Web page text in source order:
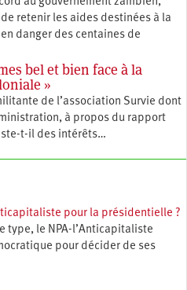
retenir les aides destinées à la
danger des centaines de
bel et bien face à la
»
de l’association Survie dont
à propos du rapport
t-il des intérêts…
pour la présidentielle ?
type, le NPA-l’Anticapitaliste
pour décider de ses